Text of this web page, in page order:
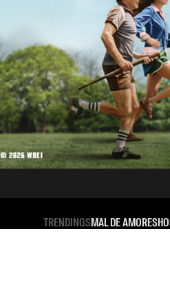
TRENDINGSMAL DE AMORES